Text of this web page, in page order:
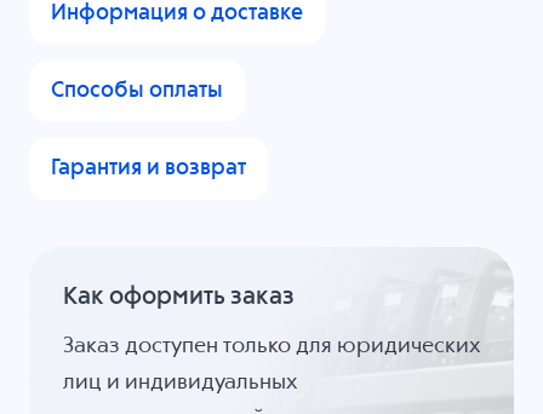
Информация о доставке
Способы оплаты
Гарантия и возврат
Как оформить заказ
Заказ доступен только для юридических
лиц и индивидуальных